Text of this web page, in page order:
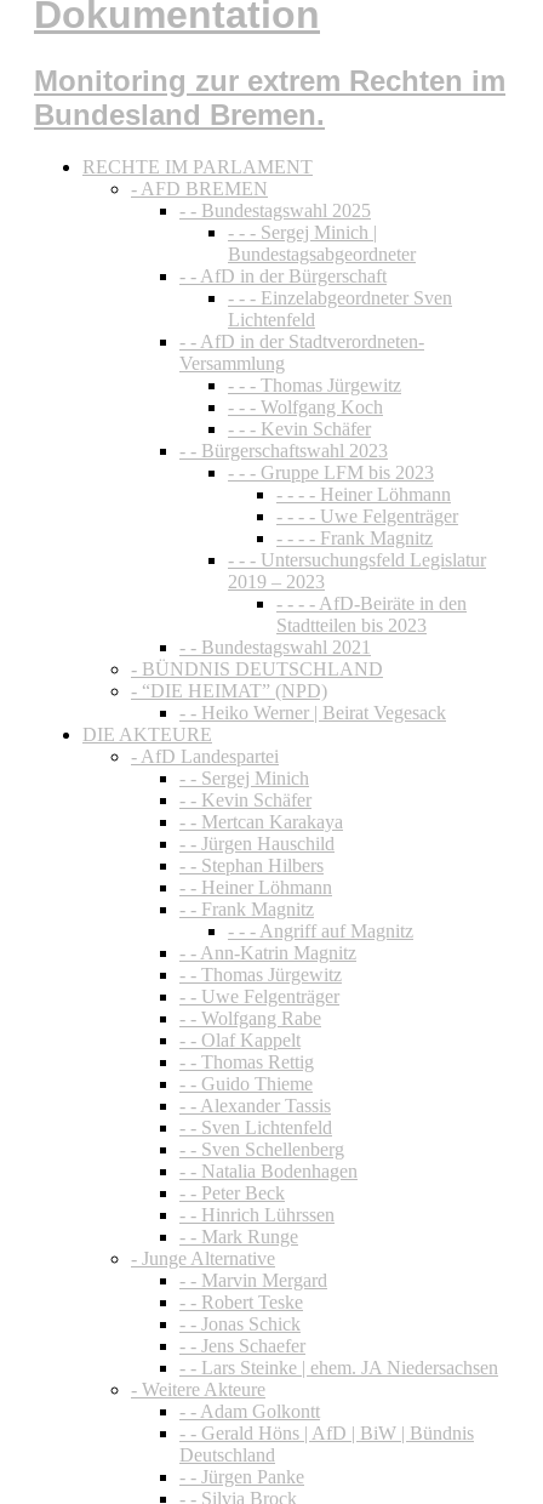
Dokumentation
Monitoring zur extrem Rechten im
Bundesland Bremen.
RECHTE IM PARLAMENT
- AFD BREMEN
- - Bundestagswahl 2025
- - - Sergej Minich |
Bundestagsabgeordneter
- - AfD in der Bürgerschaft
- - - Einzelabgeordneter Sven
Lichtenfeld
- - AfD in der Stadtverordneten-
Versammlung
- - - Thomas Jürgewitz
- - - Wolfgang Koch
- - - Kevin Schäfer
- - Bürgerschaftswahl 2023
- - - Gruppe LFM bis 2023
- - - - Heiner Löhmann
- - - - Uwe Felgenträger
- - - - Frank Magnitz
- - - Untersuchungsfeld Legislatur
2019 – 2023
- - - - AfD-Beiräte in den
Stadtteilen bis 2023
- - Bundestagswahl 2021
- BÜNDNIS DEUTSCHLAND
- “DIE HEIMAT” (NPD)
- - Heiko Werner | Beirat Vegesack
DIE AKTEURE
- AfD Landespartei
- - Sergej Minich
- - Kevin Schäfer
- - Mertcan Karakaya
- - Jürgen Hauschild
- - Stephan Hilbers
- - Heiner Löhmann
- - Frank Magnitz
- - - Angriff auf Magnitz
- - Ann-Katrin Magnitz
- - Thomas Jürgewitz
- - Uwe Felgenträger
- - Wolfgang Rabe
- - Olaf Kappelt
- - Thomas Rettig
- - Guido Thieme
- - Alexander Tassis
- - Sven Lichtenfeld
- - Sven Schellenberg
- - Natalia Bodenhagen
- - Peter Beck
- - Hinrich Lührssen
- - Mark Runge
- Junge Alternative
- - Marvin Mergard
- - Robert Teske
- - Jonas Schick
- - Jens Schaefer
- - Lars Steinke | ehem. JA Niedersachsen
- Weitere Akteure
- - Adam Golkontt
- - Gerald Höns | AfD | BiW | Bündnis
Deutschland
- - Jürgen Panke
- - Silvia Brock